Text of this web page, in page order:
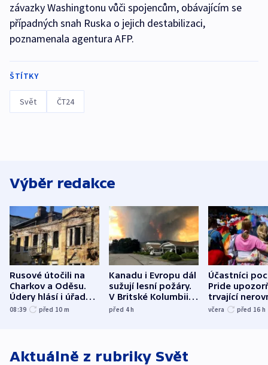
závazky Washingtonu vůči spojencům, obávajícím se
případných snah Ruska o jejich destabilizaci,
poznamenala agentura AFP.
ŠTÍTKY
Svět ČT24
Výběr redakce
Rusové útočili na
Charkov a Oděsu.
Údery hlásí i úřady v
Bělgorodu
08:39 před 10 m
Kanadu i Evropu dál
sužují lesní požáry.
V Britské Kolumbii
evakuovali tisíce lidí
před 4h
Účastníci
Pride
trvající
včera před 16 h
Aktuálně z rubriky Svět